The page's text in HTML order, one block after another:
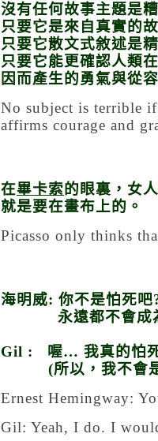
沒有任何故事主題是糟
只要它是來自真實的故
只要它散文式敘述是
只要它能更確認人類
因而產生的勇氣與從
No subject is terrible
affirms courage and
在畢卡索的眼裏，女
就是要在畫布上的。
Picasso only thinks
海明威: 你不是怕死吧
永遠都不會成
Gil : 喔… 我真的怕
(所以，我不會
Ernest Hemingway:
Gil: Yeah, I do. I